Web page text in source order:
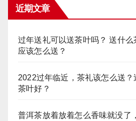
近期文章
过年送礼可以送茶叶吗？ 送什
应该怎么送？
2022过年临近，茶礼该怎么送？
茶叶好？
普洱茶放着放着怎么香味就没了